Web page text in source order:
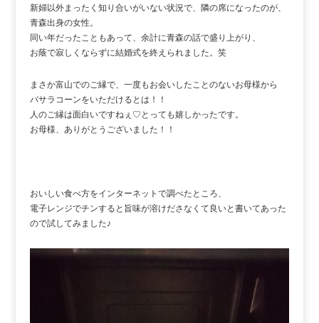
新婦以外まったく知り合いがいない状況で、隣の席になったのが、
青森出身の女性。
同い年だったこともあって、余計に青森の話で盛り上がり、
お蔭で寂しくならずに結婚式を終えられました。笑
まさか富山でのご縁で、一度もお会いしたことのないお母様から
バサラコーンをいただけるとは！！
人のご縁は面白いですねぇ♡とっても嬉しかったです。
お母様、ありがとうございました！！
おいしい食べ方をインターネットで調べたところ、
電子レンジでチンすると旨味が溶けださなくて良いと書いてあった
ので試してみました♪